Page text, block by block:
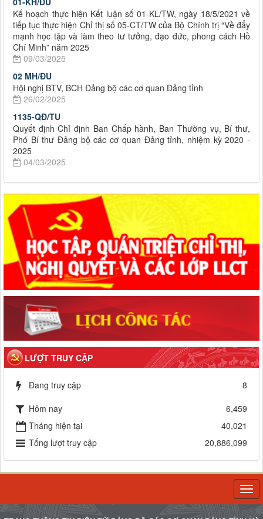
Kế hoạch thực hiện Kết luận số 01-KL/TW, ngày 18/5/2021 về
tiếp tục thực hiện Chỉ thị số 05-CT/TW của Bộ Chính trị “Về đẩy
mạnh học tập và làm theo tư tưởng, đạo đức, phong cách Hồ
Chí Minh” năm 2025
09/03/2025
02 MH/ĐU
Hội nghị BTV, BCH Đảng bộ các cơ quan Đảng tỉnh
26/02/2025
1135-QĐ/TU
Quyết định Chỉ định Ban Chấp hành, Ban Thường vụ, Bí thư,
Phó Bí thư Đảng bộ các cơ quan Đảng tỉnh, nhiệm kỳ 2020 -
2025
04/03/2025
LƯỢT TRUY CẬP
Đang truy cập
8
Hôm nay
6,459
Tháng hiện tại
40,021
Tổng lượt truy cập
20,886,099